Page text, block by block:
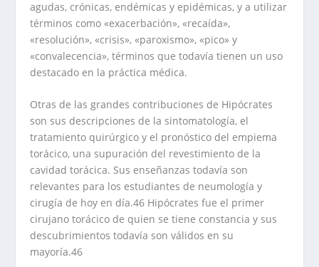
agudas, crónicas, endémicas y epidémicas, y a utilizar
términos como «exacerbación», «recaída»,
«resolución», «crisis», «paroxismo», «pico» y
«convalecencia», términos que todavía tienen un uso
destacado en la práctica médica.
Otras de las grandes contribuciones de Hipócrates
son sus descripciones de la sintomatología, el
tratamiento quirúrgico y el pronóstico del empiema
torácico, una supuración del revestimiento de la
cavidad torácica. Sus enseñanzas todavía son
relevantes para los estudiantes de neumología y
cirugía de hoy en día.46 Hipócrates fue el primer
cirujano torácico de quien se tiene constancia y sus
descubrimientos todavía son válidos en su
mayoría.46